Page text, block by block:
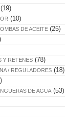
(19)
(10)
DE ACEITE (25)
Y RETENES (78)
/ REGULADORES (18)
DE AGUA (53)